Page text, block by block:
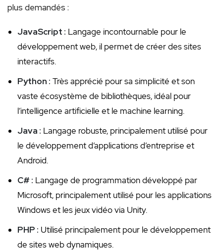
plus demandés :
JavaScript : Langage incontournable pour le
développement web, il permet de créer des sites
interactifs.
Python : Très apprécié pour sa simplicité et⁢ son
vaste​ écosystème de bibliothèques, idéal pour
l’intelligence artificielle et le machine learning.
Java : ‌Langage robuste, principalement utilisé pour
le développement d’applications ‌d’entreprise et
Android.
C# : Langage de programmation développé par⁢
Microsoft, principalement utilisé pour les⁤ applications
Windows et les jeux⁣ vidéo via Unity.
PHP : Utilisé principalement pour le développement
de‌ sites web dynamiques.